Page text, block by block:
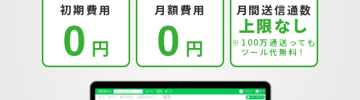
初期費用
0 円
月額費用
0 円
月間送信通数
上限なし
※100万通送っても
ツール代無料！